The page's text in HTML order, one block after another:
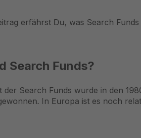
erfährst Du, was Search
Search Funds?
der Search Funds wurde in den
In Europa ist es noch